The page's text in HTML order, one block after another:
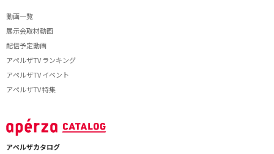
動画一覧
展示会取材動画
配信予定動画
アペルザTV ランキング
アペルザTV イベント
アペルザTV 特集
アペルザカタログ